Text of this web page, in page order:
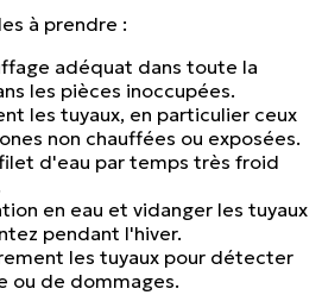
à prendre :
adéquat dans toute la
les pièces inoccupées.
les tuyaux, en particulier ceux
non chauffées ou exposées.
d'eau par temps très froid
en eau et vidanger les tuyaux
pendant l'hiver.
les tuyaux pour détecter
ou de dommages.